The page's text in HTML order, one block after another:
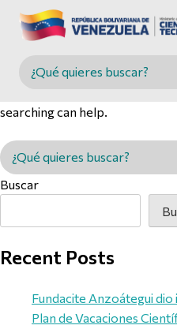
Buscar en MINCYT
searching can help.
Buscar en MINCYT
Buscar
Recent Posts
Fundacite Anzoátegui dio
Plan de Vacaciones